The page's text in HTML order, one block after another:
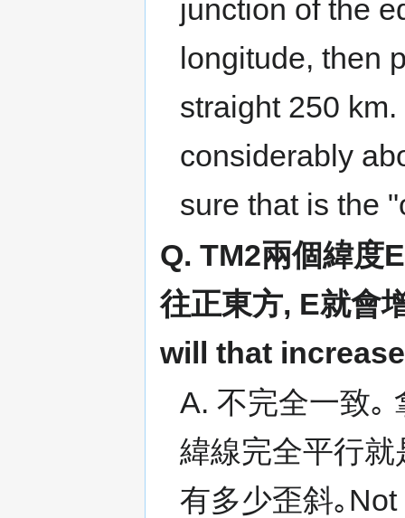
junction of the
longitude, then
straight 250
considerably
sure that is the
Q. TM2兩個緯度
往正東方, E就會
will that
A. 不完全一致｡
緯線完全平行
有多少歪斜｡